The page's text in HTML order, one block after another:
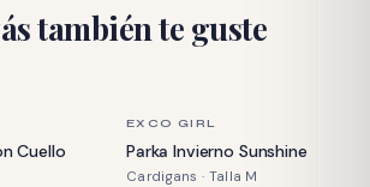
también te guste
Cuello
ÚLTIMA PIEZA
EXCO GIRL
Parka Invierno Sunshine
Cardigans · Talla M